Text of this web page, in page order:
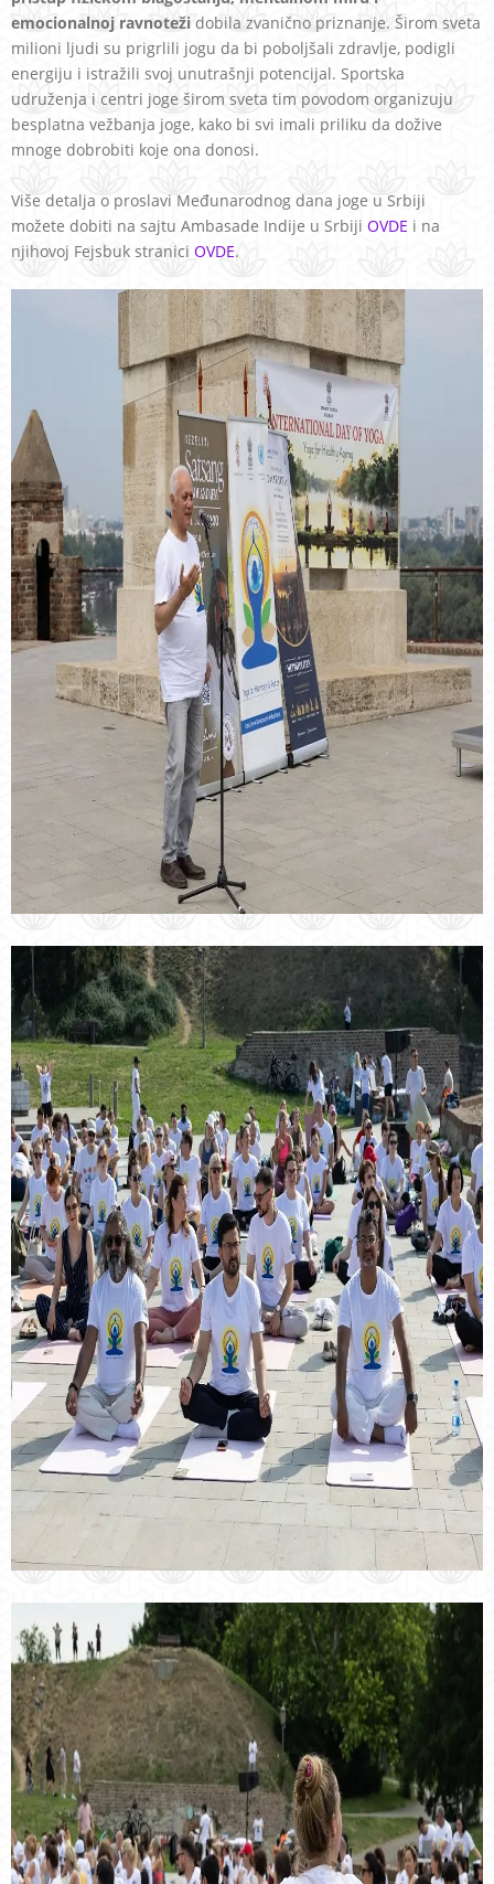
emocionalnoj ravnoteži dobila zvanično priznanje. Širom sveta
milioni ljudi su prigrlili jogu da bi poboljšali zdravlje, podigli
energiju i istražili svoj unutrašnji potencijal. Sportska
udruženja i centri joge širom sveta tim povodom organizuju
besplatna vežbanja joge, kako bi svi imali priliku da dožive
mnoge dobrobiti koje ona donosi.
Više detalja o proslavi Međunarodnog dana joge u Srbiji
možete dobiti na sajtu Ambasade Indije u Srbiji OVDE i na
njihovoj Fejsbuk stranici OVDE.